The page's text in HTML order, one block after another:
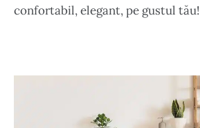
confortabil, elegant, pe gustul tău!